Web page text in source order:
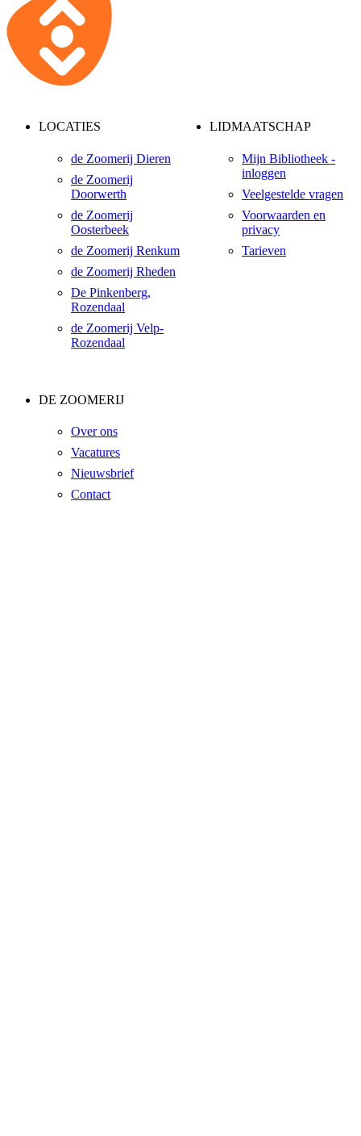
LOCATIES
de Zoomerij Dieren
de Zoomerij
Doorwerth
de Zoomerij
Oosterbeek
de Zoomerij Renkum
de Zoomerij Rheden
De Pinkenberg,
Rozendaal
de Zoomerij Velp-
Rozendaal
LIDMAATSCHAP
Mijn Bibliotheek -
inloggen
Veelgestelde vragen
Voorwaarden en
privacy
Tarieven
DE ZOOMERIJ
Over ons
Vacatures
Nieuwsbrief
Contact